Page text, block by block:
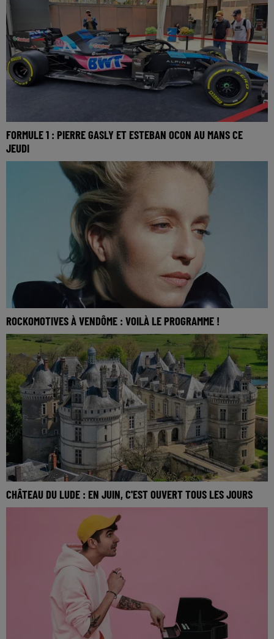
FORMULE 1 : PIERRE GASLY ET ESTEBAN OCON AU MANS CE
JEUDI
ROCKOMOTIVES À VENDÔME : VOILÀ LE PROGRAMME !
CHÂTEAU DU LUDE : EN JUIN, C'EST OUVERT TOUS LES JOURS